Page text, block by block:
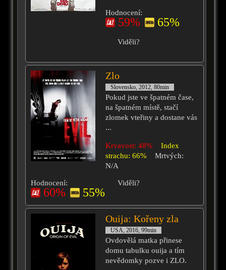
Hodnocení:
59% 65%
Viděli?
Zlo
Slovensko, 2012, 80min
Pokud jste ve špatném čase,
na špatném místě, stačí
zlomek vteřiny a dostane vás
...
Krvavost: 48%
Index
strachu: 66%
Mrtvých:
N/A
Hodnocení:
60% 55%
Viděli?
Ouija: Kořeny zla
USA, 2016, 99min
Ovdovělá matka přinese
domu tabulku ouija a tím
nevědomky pozve i ZLO.